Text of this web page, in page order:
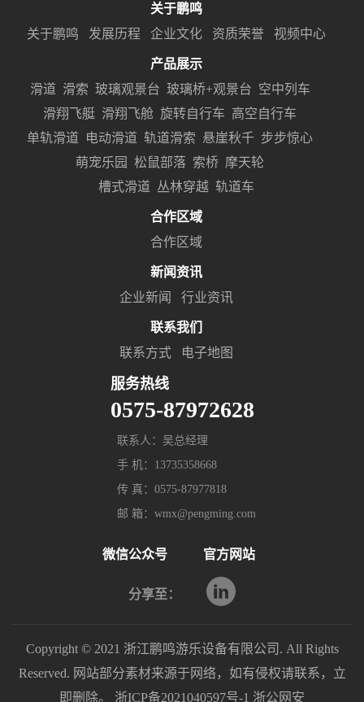
关于鹏鸣
关于鹏鸣
发展历程 企业文化 资质荣誉 视频中心
产品展示
滑道 滑索 玻璃观景台 玻璃桥+观景台 空中列车
滑翔飞艇 滑翔飞舱 旋转自行车 高空自行车
单轨滑道
电动滑道 轨道滑索 悬崖秋千 步步惊心
萌宠乐园
松鼠部落 索桥 摩天轮
槽式滑道 丛林穿越 轨道车
合作区域
合作区域
新闻资讯
企业新闻
行业资讯
联系我们
联系方式
电子地图
服务热线
0575-87972628
联系人：吴总经理
手 机：13735358668
传 真：0575-87977818
邮 箱：wmx@pengming.com
微信公众号 官方网站
分享至：
Copyright © 2021 浙江鹏鸣游乐设备有限公司. All Rights
Reserved. 网站部分素材来源于网络，如有侵权请联系，立
即删除。 浙ICP备2021040597号-1 浙公网安